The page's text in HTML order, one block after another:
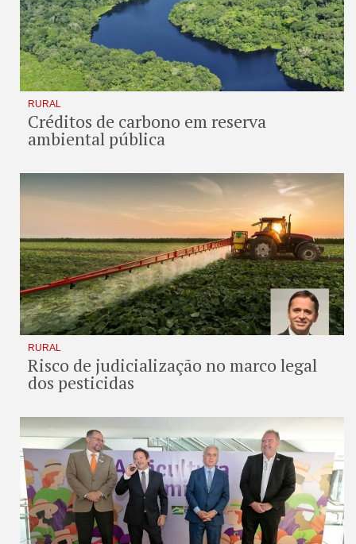
RURAL
Créditos de carbono em reserva
ambiental pública
RURAL
Risco de judicialização no marco legal
dos pesticidas